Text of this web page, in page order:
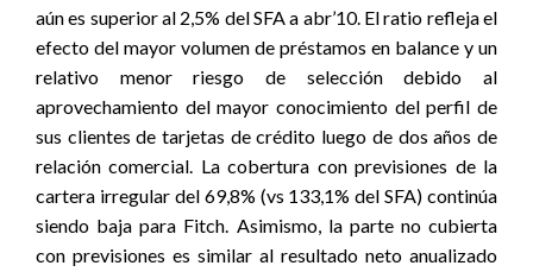
aún es superior al 2,5% del SFA a abr’10. El ratio refleja el
efecto del mayor volumen de préstamos en balance y un
relativo menor riesgo de selección debido al
aprovechamiento del mayor conocimiento del perfil de
sus clientes de tarjetas de crédito luego de dos años de
relación comercial. La cobertura con previsiones de la
cartera irregular del 69,8% (vs 133,1% del SFA) continúa
siendo baja para Fitch. Asimismo, la parte no cubierta
con previsiones es similar al resultado neto anualizado